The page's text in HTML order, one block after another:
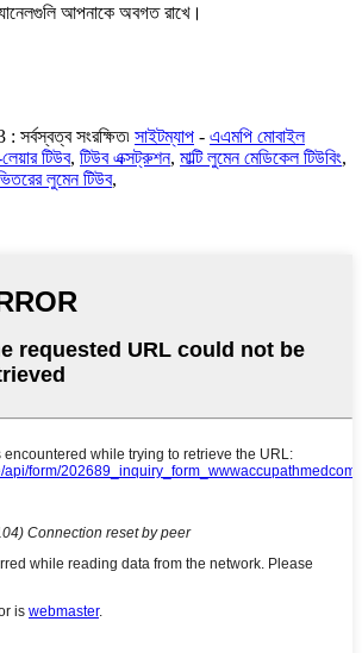
আপনাকে অবগত রাখে।
সংরক্ষিত৷ সাইটম্যাপ - এএমপি মোবাইল
টিউব, টিউব এক্সট্রুশন, মাল্টি লুমেন মেডিকেল টিউবিং,
লুমেন টিউব,